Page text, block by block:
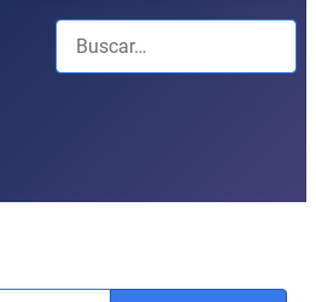
Buscar